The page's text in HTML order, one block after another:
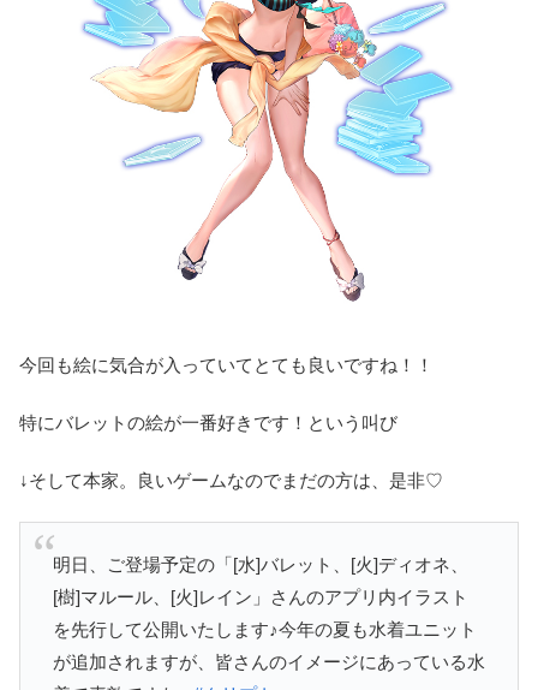
今回も絵に気合が入っていてとても良いですね！！
特にバレットの絵が一番好きです！という叫び
↓そして本家。良いゲームなのでまだの方は、是非♡
明日、ご登場予定の「[水]バレット、[火]ディオネ、
[樹]マルール、[火]レイン」さんのアプリ内イラスト
を先行して公開いたします♪今年の夏も水着ユニット
が追加されますが、皆さんのイメージにあっている水